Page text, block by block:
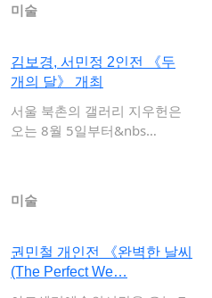
미술
김보경, 서민정 2인전 《두
개의 달》 개최
서울 북촌의 갤러리 지우헌은
오는 8월 5일부터&nbs…
미술
권민철 개인전 《완벽한 날씨
(The Perfect We…